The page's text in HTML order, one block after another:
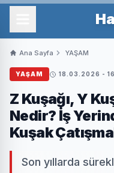
Ana Sayfa YAŞAM
YAŞAM 18.03.2026 -
Z Kuşağı, Y
Nedir? İş
Kuşak
Son yıllarda